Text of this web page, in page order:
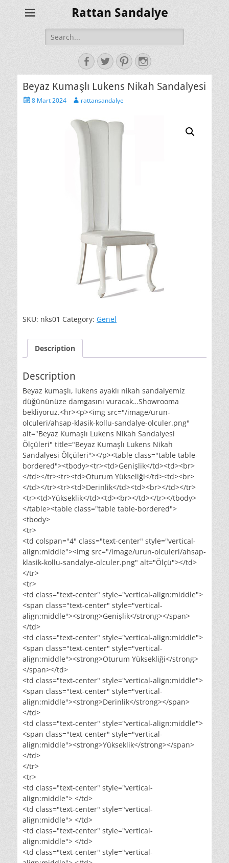
Rattan Sandalye
Search
for:
Facebook
TwitterPinterestInstagram
Beyaz Kumaşlı Lukens Nikah Sandalyesi
Posted8 Mart 2024 Authorrattansandalye
SKU: nks01 Category: Genel
Description
Description
Beyaz kumaşlı, lukens ayaklı nikah sandalyemiz
düğününüze damgasını vuracak…Showrooma
bekliyoruz.<hr><p><img src="/image/urun-
olculeri/ahsap-klasik-kollu-sandalye-olculer.png"
alt="Beyaz Kumaşlı Lukens Nikah Sandalyesi
Ölçüleri" title="Beyaz Kumaşlı Lukens Nikah
Sandalyesi Ölçüleri"></p><table class="table table-
bordered"><tbody><tr><td>Genişlik</td><td><br>
</td></tr><tr><td>Oturum Yükseliği</td><td><br>
</td></tr><tr><td>Derinlik</td><td><br></td></tr>
<tr><td>Yükseklik</td><td><br></td></tr></tbody>
</table><table class="table table-bordered">
<tbody>
<tr>
<td colspan="4" class="text-center" style="vertical-
align:middle"><img src="/image/urun-olculeri/ahsap-
klasik-kollu-sandalye-olculer.png" alt="Ölçü"></td>
</tr>
<tr>
<td class="text-center" style="vertical-align:middle">
<span class="text-center" style="vertical-
align:middle"><strong>Genişlik</strong></span>
</td>
<td class="text-center" style="vertical-align:middle">
<span class="text-center" style="vertical-
align:middle"><strong>Oturum Yüksekliği</strong>
</span></td>
<td class="text-center" style="vertical-align:middle">
<span class="text-center" style="vertical-
align:middle"><strong>Derinlik</strong></span>
</td>
<td class="text-center" style="vertical-align:middle">
<span class="text-center" style="vertical-
align:middle"><strong>Yükseklik</strong></span>
</td>
</tr>
<tr>
<td class="text-center" style="vertical-
align:middle"> </td>
<td class="text-center" style="vertical-
align:middle"> </td>
<td class="text-center" style="vertical-
align:middle"> </td>
<td class="text-center" style="vertical-